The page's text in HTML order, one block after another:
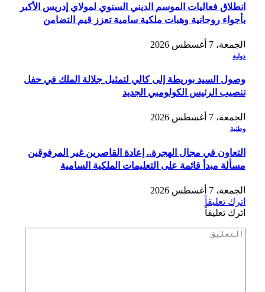
انطلاق فعاليات الموسم الديني السنوي لمولاي إدريس الأكبر
بأجواء روحانية وهبات ملكية سامية تعزز قيم التضامن
الجمعة، 7 أغسطس 2026
دولية
وصول السيد بوريطة إلى كالي لتمثيل جلالة الملك في حفل
تنصيب الرئيس الكولومبي الجديد
الجمعة، 7 أغسطس 2026
وطنية
التعاون في مجال الهجرة.. إعادة القاصرين غير المرفوقين
مسألة مبدأ قائمة على التعليمات الملكية السامية
الجمعة، 7 أغسطس 2026
اترك تعليقاً
اترك تعليقاً